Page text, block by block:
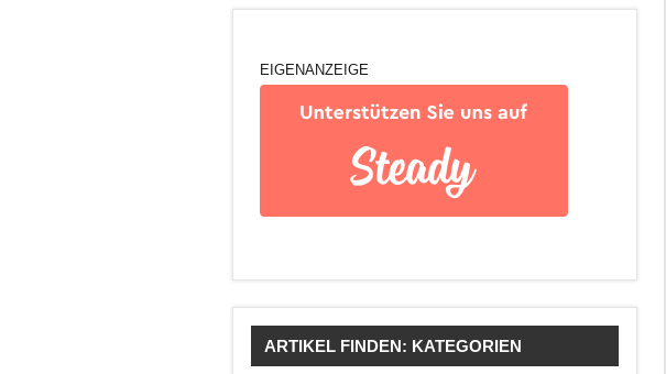
EIGENANZEIGE
ARTIKEL FINDEN: KATEGORIEN